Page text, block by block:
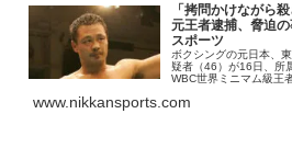
「拷問かけながら
元王者逮捕、脅迫
スポーツ
ボクシングの元日本、
疑者（46）が16日、所
WBC世界ミニマム級王
コム（nikkansports.com
www.nikkansports.com